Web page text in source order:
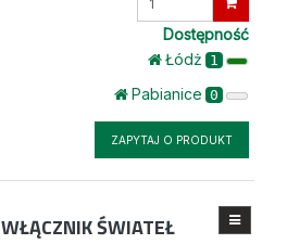
Dostępność
Łódż 1
Pabianice 0
ZAPYTAJ O PRODUKT
WŁĄCZNIK ŚWIATEŁ